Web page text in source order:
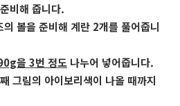
비해 줍니다.
볼을 준비해 계란 2개를 풀어줍니
을 3번 정도 나누어 넣어줍니다.
그림의 아이보리색이 나올 때까지